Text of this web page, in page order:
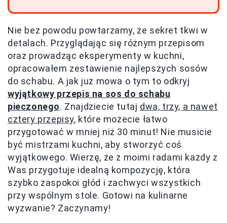
Nie bez powodu powtarzamy, że sekret tkwi w
detalach. Przyglądając się różnym przepisom
oraz prowadząc eksperymenty w kuchni,
opracowałem zestawienie najlepszych sosów
do schabu. A jak już mowa o tym to odkryj
wyjątkowy przepis na sos do schabu
pieczonego. Znajdziecie tutaj dwa, trzy, a nawet
cztery przepisy, które możecie łatwo
przygotować w mniej niż 30 minut! Nie musicie
być mistrzami kuchni, aby stworzyć coś
wyjątkowego. Wierzę, że z moimi radami każdy z
Was przygotuje idealną kompozycję, która
szybko zaspokoi głód i zachwyci wszystkich
przy wspólnym stole. Gotowi na kulinarne
wyzwanie? Zaczynamy!